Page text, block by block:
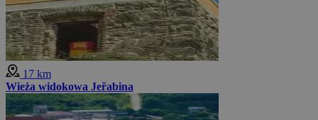
17 km
Wieża widokowa Jeřabina